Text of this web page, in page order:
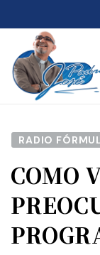
RADIO
COMO